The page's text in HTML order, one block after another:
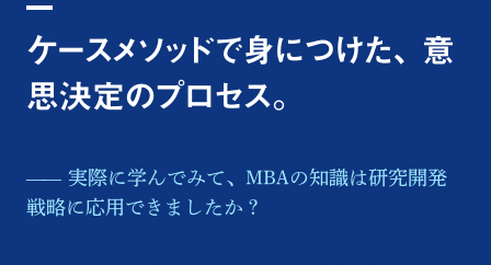
ケースメソッドで身につけた、 意
思決定のプロセス。
実際に学んでみて、MBAの知識は研究開発
戦略に応用できましたか？